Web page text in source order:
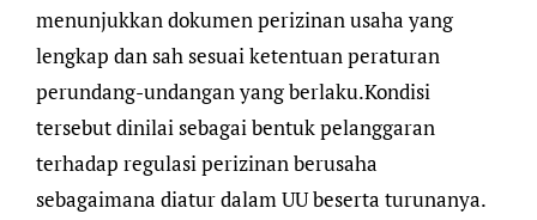
menunjukkan dokumen perizinan usaha yang
lengkap dan sah sesuai ketentuan peraturan
perundang-undangan yang berlaku.Kondisi
tersebut dinilai sebagai bentuk pelanggaran
terhadap regulasi perizinan berusaha
sebagaimana diatur dalam UU beserta turunanya.